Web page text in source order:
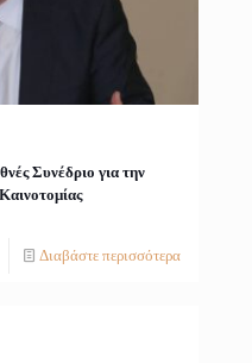
Συνέδριο για την
Διαβάστε περισσότερα